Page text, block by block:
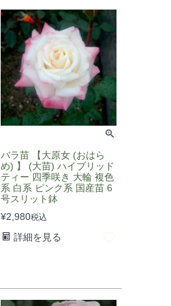
バラ苗 【大原女 (おはら
め) 】 (大苗) ハイブリッド
ティー 四季咲き 大輪 複色
系 白系 ピンク系 国産苗 6
号スリット鉢
¥2,980税込
詳細を見る